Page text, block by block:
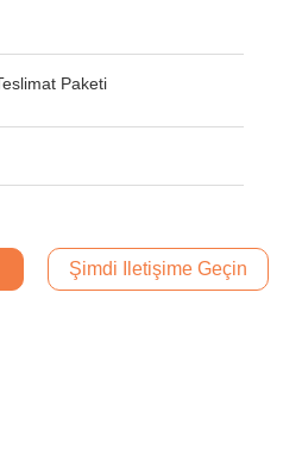
Paketi
Şimdi Iletişime Geçin